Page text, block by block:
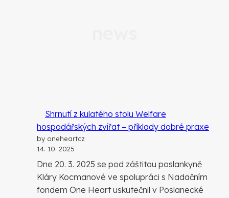
Shrnutí z kulatého stolu Welfare
hospodářských zvířat – příklady dobré praxe
by oneheartcz
14. 10. 2025
Dne 20. 3. 2025 se pod záštitou poslankyně
Kláry Kocmanové ve spolupráci s Nadačním
fondem One Heart uskutečnil v Poslanecké